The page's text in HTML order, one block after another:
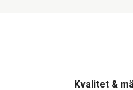
Kvalitet &